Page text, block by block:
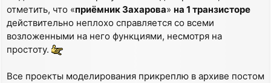
отметить, что «приёмник Захарова» на 1 транзисторе
действительно неплохо справляется со всеми
возложенными на него функциями, несмотря на
простоту.
Все проекты моделирования прикреплю в архиве постом